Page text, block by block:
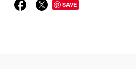
SAVE